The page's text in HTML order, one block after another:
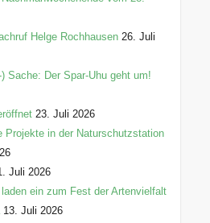
Helge Rochhausen 26. Juli
) Sache: Der Spar-Uhu geht um!
23. Juli 2026
Projekte in der Naturschutzstation
Juli 2026
ein zum Fest der Artenvielfalt
13. Juli 2026